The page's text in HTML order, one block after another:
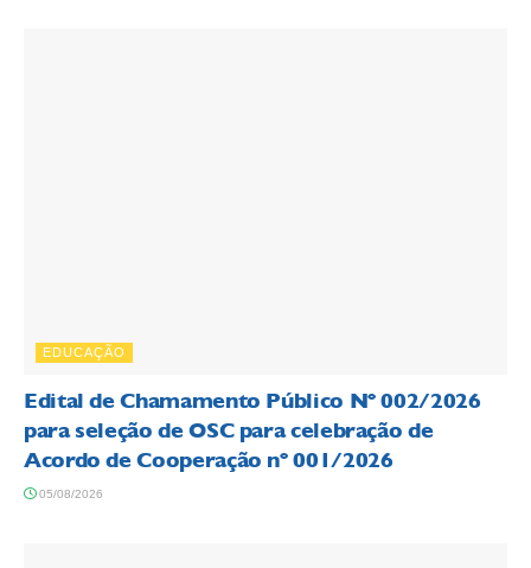
EDUCAÇÃO
Edital de Chamamento Público Nº 002/2026
para seleção de OSC para celebração de
Acordo de Cooperação nº 001/2026
05/08/2026